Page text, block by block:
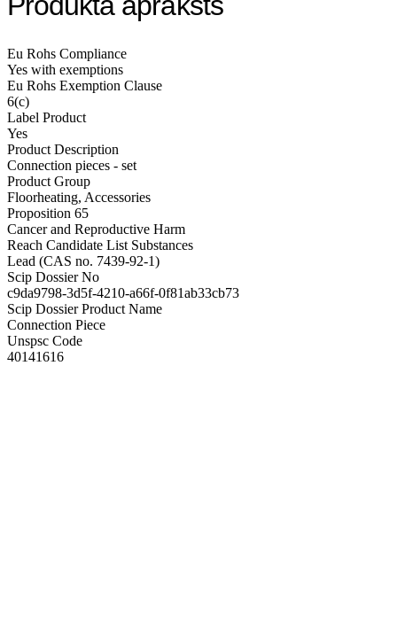
Eu Rohs Compliance
Yes with exemptions
Eu Rohs Exemption Clause
6(c)
Label Product
Yes
Product Description
Connection pieces - set
Product Group
Floorheating, Accessories
Proposition 65
Cancer and Reproductive Harm
Reach Candidate List Substances
Lead (CAS no. 7439-92-1)
Scip Dossier No
c9da9798-3d5f-4210-a66f-0f81ab33cb73
Scip Dossier Product Name
Connection Piece
Unspsc Code
40141616